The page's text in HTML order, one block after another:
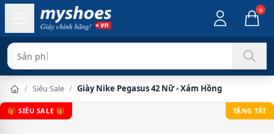
0
Sản phẩm chính hãn
/ Siêu Sale / Giày Nike Pegasus 42 Nữ - Xám Hồng
🎁 SIÊU SALE 🎁 TẶNG TẤT